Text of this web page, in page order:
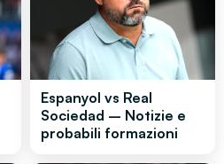
Espanyol vs Real
Sociedad – Notizie e
probabili formazioni